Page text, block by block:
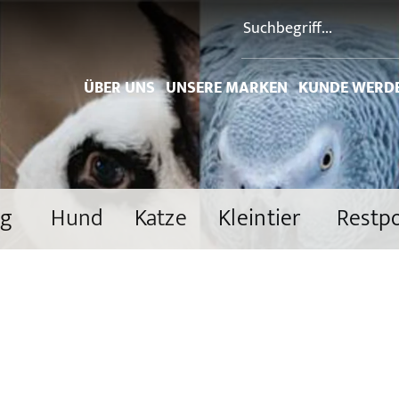
ÜBER UNS UNSERE MARKEN KUNDE
Hund Katze Kleintier